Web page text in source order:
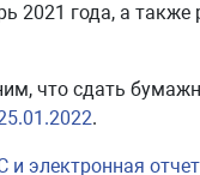
года, а также
что сдать
.
электронная